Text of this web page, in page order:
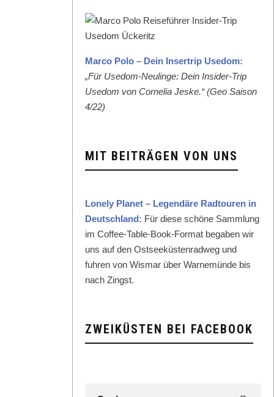
Mar­co Polo – Dein Inser­trip Use­dom:
„Für Use­dom-Neulinge: Dein Insid­er-Trip
Use­dom von Cor­nelia Jeske.“ (Geo Sai­son
4/22)
MIT BEITRÄGEN VON UNS
Lone­ly Plan­et – Leg­endäre Rad­touren in
Deutsch­land: Für diese schöne Samm­lung
im Cof­fee-Table-Book-For­mat begaben wir
uns auf den Ost­seeküsten­rad­weg und
fuhren von Wis­mar über Warnemünde bis
nach Zingst.
ZWEIKÜSTEN BEI FACEBOOK